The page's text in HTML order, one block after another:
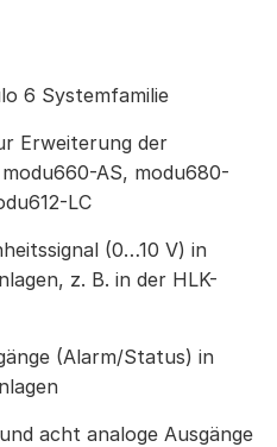
6 Systemfamilie
Erweiterung der
AS, modu680-
LC
(0…10 V) in
z. B. in der HLK-
(Alarm/Status) in
acht analoge Ausgänge